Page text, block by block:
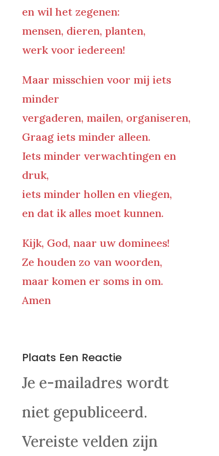
en wil het zegenen:
mensen, dieren, planten,
werk voor iedereen!
Maar misschien voor mij iets
minder
vergaderen, mailen, organiseren,
Graag iets minder alleen.
Iets minder verwachtingen en
druk,
iets minder hollen en vliegen,
en dat ik alles moet kunnen.
Kijk, God, naar uw dominees!
Ze houden zo van woorden,
maar komen er soms in om.
Amen
Plaats Een Reactie
Je e-mailadres wordt
niet gepubliceerd.
Vereiste velden zijn